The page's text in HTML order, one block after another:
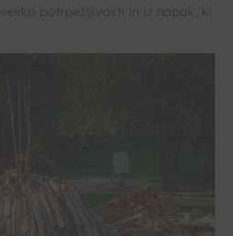
potrpežljivosti in iz napak, ki